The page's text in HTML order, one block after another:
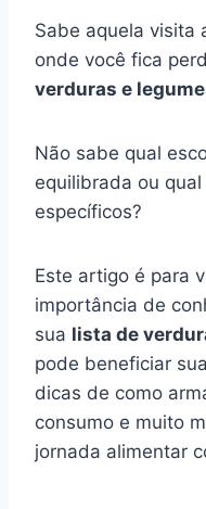
Sabe aquela visita
onde você fica
verduras e
Não sabe qual
equilibrada ou
específicos?
Este artigo é para
importância de
sua lista de
pode beneficiar
dicas de como
consumo e muito
jornada alimentar